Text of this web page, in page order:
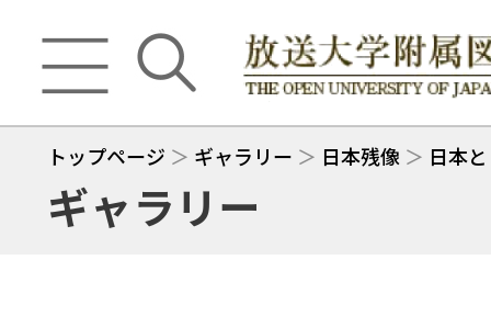
トップページ ＞ ギャラリー ＞ 日本残像 ＞ 日本
ギャラリー